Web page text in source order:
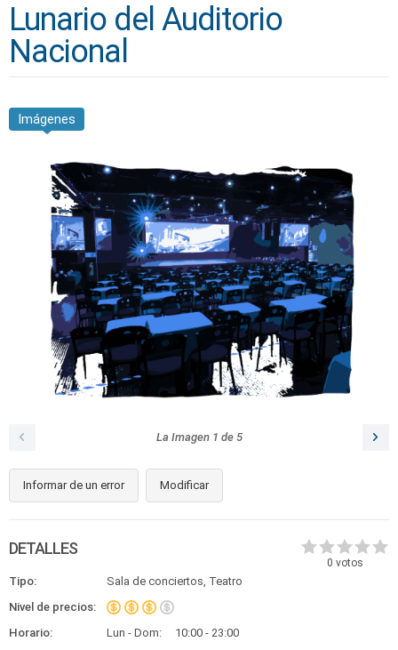
Lunario del Auditorio
Nacional
Imágenes
La Imagen 1 de 5
Informar de un error Modificar
0 votos
DETALLES
Tipo:
Sala de conciertos, Teatro
Nivel de precios:
Horario:
Lun - Dom: 10:00 - 23:00